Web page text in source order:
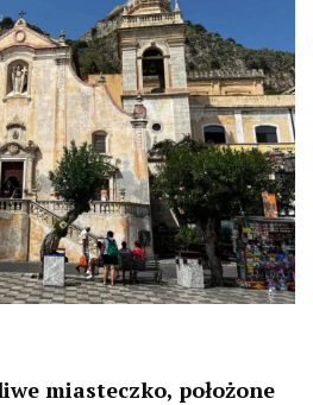
miasteczko, położone